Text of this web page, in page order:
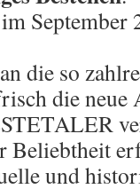
September
die so
die neue
Beliebtheit
und